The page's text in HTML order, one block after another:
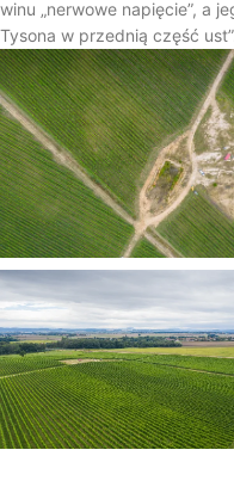
winu „nerwowe napięcie”, a
Tysona w przednią część